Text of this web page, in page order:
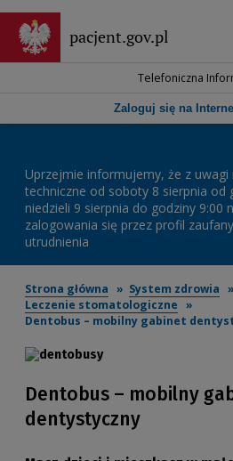
głównej
treści
pacjent.gov.pl
górna
Wpisz
frazę,
którą
a
następnie
naciśnij
przycisk
lub
Enter.
Telefoniczna
Zaloguj się na
Uprzejmie informujemy, że z
techniczne od soboty 8 sierpnia od
niedzieli 9 sierpnia do godziny 9:00
zalogowania się przez profil
utrudnienia
Strona główna
System zdrowia
Leczenie stomatologiczne
Dentobus – mobilny gabinet
Dentobus – mobilny
dentystyczny